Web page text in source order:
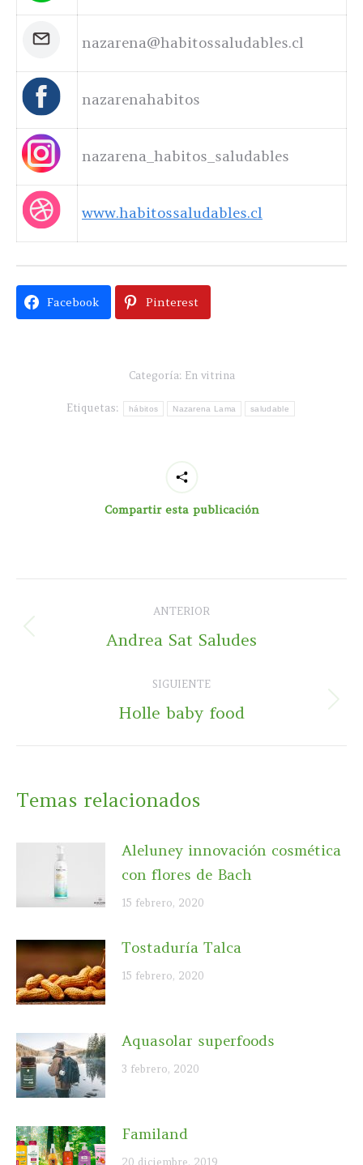
nazarena@habitossaludables.cl
nazarenahabitos
nazarena_habitos_saludables
www.habitossaludables.cl
Facebook Pinterest
Categoría: En vitrina
Etiquetas: hábitos Nazarena Lama saludable
Compartir esta publicación
entre
ANTERIOR
Publicación
Andrea Sat Saludes
SIGUIENTE
Publicación
Holle baby food
Temas relacionados
Aleluney innovación cosmética
con flores de Bach
15 febrero, 2020
Tostaduría Talca
15 febrero, 2020
Aquasolar superfoods
3 febrero, 2020
Familand